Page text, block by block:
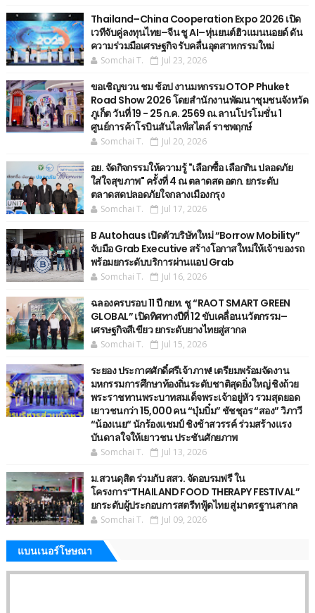
Thailand–China Cooperation Expo 2026 เปิด
เวทีจับคู่ลงทุนไทย–จีน ชู AI–หุ่นยนต์ฮิวแมนนอยด์ ดัน
ความร่วมมือเศรษฐกิจ รับคลื่นอุตสาหกรรมใหม่
Somchai T. Jul 23, 2026
ขอเชิญขวน ชม ช้อป งานมหกรรม OTOP Phuket
Road Show 2026 โดยสำนักงานพัฒนาชุมชนจังหวัด
ภูเก็ต วันที่ 19 - 25 ก.ค. 2569 ณ.ลานโปรโมชั่น 1
ศูนย์การค้าโรบินสันไลฟ์สไตล์ ราชพฤกษ์
Somchai T. Jul 20, 2026
อย. จัดกิจกรรมให้ความรู้ "เลือกซื้อ เลือกกิน ปลอดภัย
ใส่ใจสุขภาพ" ครั้งที่ 4 ณ ตลาดสด อตก. ยกระดับ
ตลาดสดปลอดภัยใจกลางเมืองกรุง
Somchai T. Jul 17, 2026
B Autohaus เปิดตัวบริษัทใหม่ “Borrow Mobility”
จับมือ Grab Executive สร้างโอกาสใหม่ให้เจ้าของรถ
พร้อมยกระดับบริการผ่านแอป Grab
Somchai T. Jul 16, 2026
ฉลองครบรอบ 11 ปี กยท. ชู “RAOT SMART GREEN
GLOBAL” เปิดทิศทางปีที่ 12 ขับเคลื่อนนวัตกรรม–
เศรษฐกิจสีเขียว ยกระดับยางไทยสู่สากล
Somchai T. Jul 15, 2026
ระยอง ประกาศศักดิ์ศรีเจ้าภาพ! เตรียมพร้อมจัดงาน
มหกรรมการศึกษาท้องถิ่นระดับชาติสุดยิ่งใหญ่ ชิงถ้วย
พระราชทานพระบาทสมเด็จพระเจ้าอยู่หัว รวมสุดยอด
เยาวชนกว่า 15,000 คน “บุ๋มบิ๋ม” ชัชชุอร “สอง” วิภาวี
“น้องเนย“ นักร้องแชมป์ ชิงช้าสวรรค์ ร่วมสร้างแรง
บันดาลใจให้เยาวชน ประชันศักยภาพ
Somchai T. Jul 13, 2026
ม.สวนดุสิต ร่วมกับ สสว. จัดอบรมฟรี ใน
โครงการ“THAILAND FOOD THERAPY FESTIVAL”
ยกระดับผู้ประกอบการสตรีทฟู้ดไทย สู่มาตรฐานสากล
Somchai T. Jul 09, 2026
แบนเนอร์โษษณา